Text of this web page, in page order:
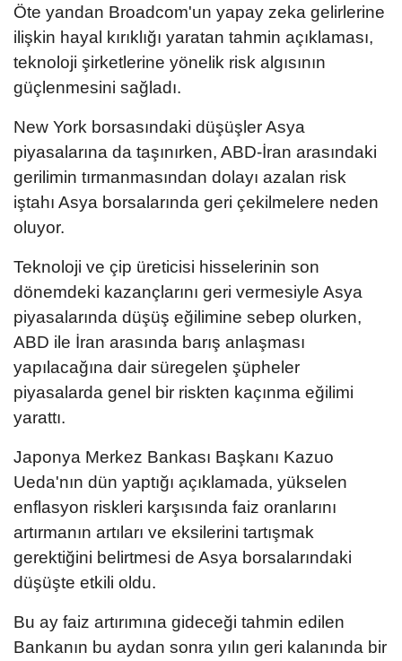
Öte yandan Broadcom'un yapay zeka gelirlerine
ilişkin hayal kırıklığı yaratan tahmin açıklaması,
teknoloji şirketlerine yönelik risk algısının
güçlenmesini sağladı.
New York borsasındaki düşüşler Asya
piyasalarına da taşınırken, ABD-İran arasındaki
gerilimin tırmanmasından dolayı azalan risk
iştahı Asya borsalarında geri çekilmelere neden
oluyor.
Teknoloji ve çip üreticisi hisselerinin son
dönemdeki kazançlarını geri vermesiyle Asya
piyasalarında düşüş eğilimine sebep olurken,
ABD ile İran arasında barış anlaşması
yapılacağına dair süregelen şüpheler
piyasalarda genel bir riskten kaçınma eğilimi
yarattı.
Japonya Merkez Bankası Başkanı Kazuo
Ueda'nın dün yaptığı açıklamada, yükselen
enflasyon riskleri karşısında faiz oranlarını
artırmanın artıları ve eksilerini tartışmak
gerektiğini belirtmesi de Asya borsalarındaki
düşüşte etkili oldu.
Bu ay faiz artırımına gideceği tahmin edilen
Bankanın bu aydan sonra yılın geri kalanında bir